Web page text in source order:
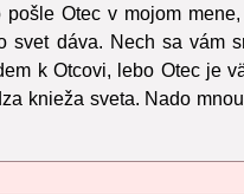
Otec v mojom
dáva. Nech sa vám
k Otcovi, lebo Otec je
knieža sveta. Nado